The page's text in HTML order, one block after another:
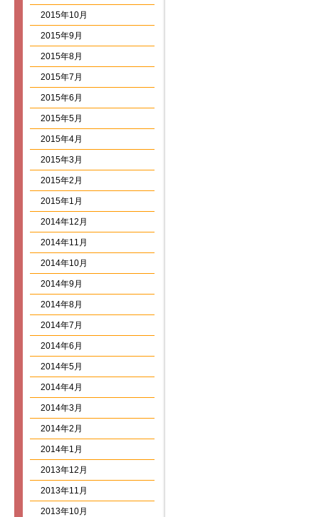
2015年10月
2015年9月
2015年8月
2015年7月
2015年6月
2015年5月
2015年4月
2015年3月
2015年2月
2015年1月
2014年12月
2014年11月
2014年10月
2014年9月
2014年8月
2014年7月
2014年6月
2014年5月
2014年4月
2014年3月
2014年2月
2014年1月
2013年12月
2013年11月
2013年10月